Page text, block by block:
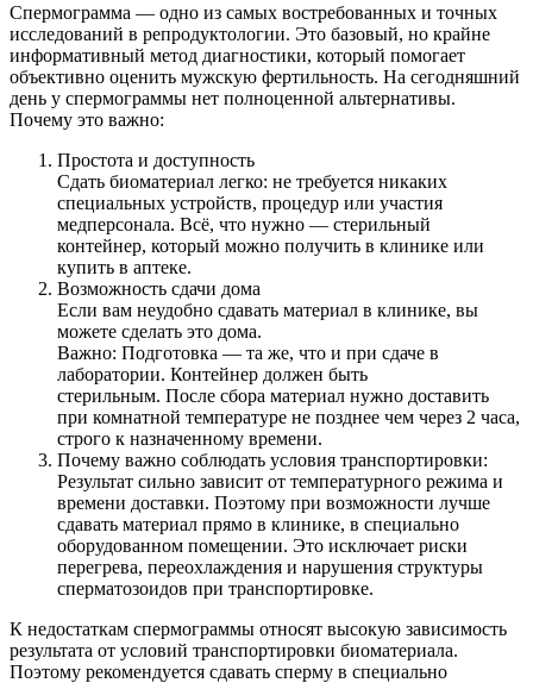
Спермограмма — одно из самых востребованных и точных
исследований в репродуктологии. Это базовый, но крайне
информативный метод диагностики, который помогает
объективно оценить мужскую фертильность. На сегодняшний
день у спермограммы нет полноценной альтернативы.
Почему это важно:
Простота и доступность
Сдать биоматериал легко: не требуется никаких
специальных устройств, процедур или участия
медперсонала. Всё, что нужно — стерильный
контейнер, который можно получить в клинике или
купить в аптеке.
Возможность сдачи дома
Если вам неудобно сдавать материал в клинике, вы
можете сделать это дома.
Важно: Подготовка — та же, что и при сдаче в
лаборатории. Контейнер должен быть
стерильным. После сбора материал нужно доставить
при комнатной температуре не позднее чем через 2 часа,
строго к назначенному времени.
Почему важно соблюдать условия транспортировки:
Результат сильно зависит от температурного режима и
времени доставки. Поэтому при возможности лучше
сдавать материал прямо в клинике, в специально
оборудованном помещении. Это исключает риски
перегрева, переохлаждения и нарушения структуры
сперматозоидов при транспортировке.
К недостаткам спермограммы относят высокую зависимость
результата от условий транспортировки биоматериала.
Поэтому рекомендуется сдавать сперму в специально